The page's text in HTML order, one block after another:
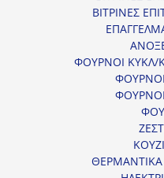
ΒΙΤΡΙΝΕΣ
ΦΟΥΡΝΟΙ ΚΥΚΛ/